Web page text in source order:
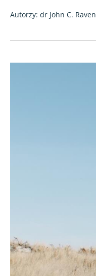
Autorzy: dr John C. Raven